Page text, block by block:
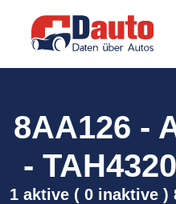
8AA126 -
-
1 aktive ( 0 inaktive )